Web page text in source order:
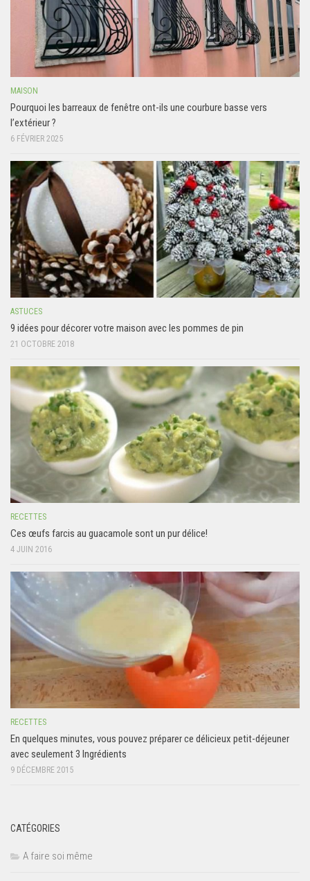
MAISON
Pourquoi les barreaux de fenêtre ont-ils une courbure basse vers
l’extérieur ?
6 FÉVRIER 2025
ASTUCES
9 idées pour décorer votre maison avec les pommes de pin
21 OCTOBRE 2018
RECETTES
Ces œufs farcis au guacamole sont un pur délice!
4 JUIN 2016
RECETTES
En quelques minutes, vous pouvez préparer ce délicieux petit-déjeuner
avec seulement 3 Ingrédients
9 DÉCEMBRE 2015
CATÉGORIES
A faire soi même